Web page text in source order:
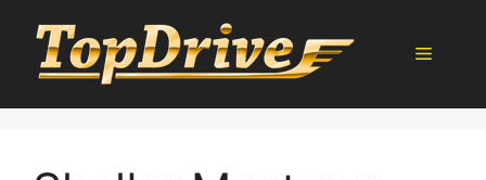
obsah
Menu